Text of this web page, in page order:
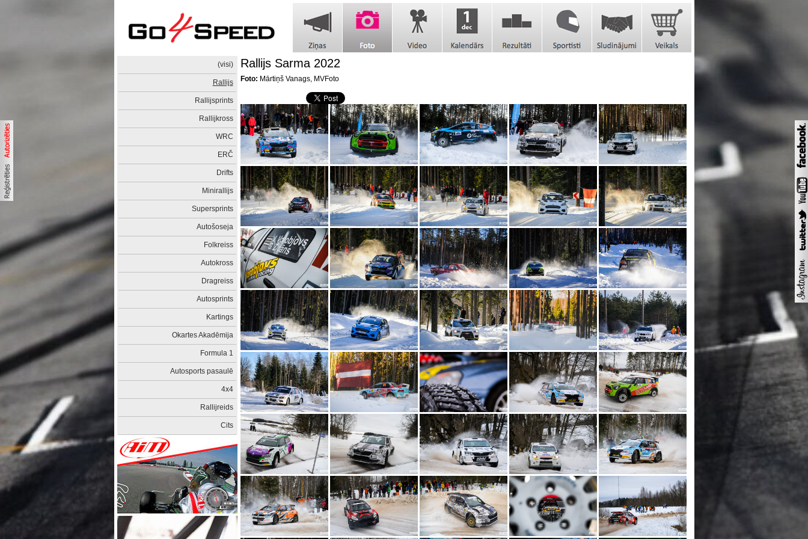
(visi)
Rallijs
Rallijsprints
Rallijkross
WRC
ERČ
Drifts
Minirallijs
Supersprints
Autošoseja
Folkreiss
Autokross
Dragreiss
Autosprints
Kartings
Okartes Akadēmija
Formula 1
Autosports pasaulē
4x4
Rallijreids
Cits
Rallijs Sarma 2022
Foto: Mārtiņš Vanags, MVFoto